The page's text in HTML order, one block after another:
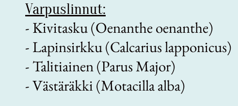
Varpuslinnut:
- Kivitasku (Oenanthe oenanthe)
- Lapinsirkku (Calcarius lapponicus)
- Talitiainen (Parus Major)
- Västäräkki (Motacilla alba)